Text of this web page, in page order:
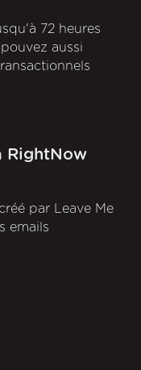
72 heures
aussi
RightNow
par Leave Me
emails